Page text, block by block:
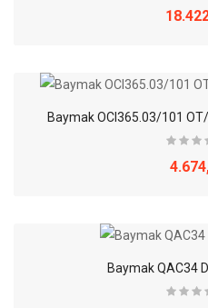
Baymak OCI365.03/101
Baymak QAC34